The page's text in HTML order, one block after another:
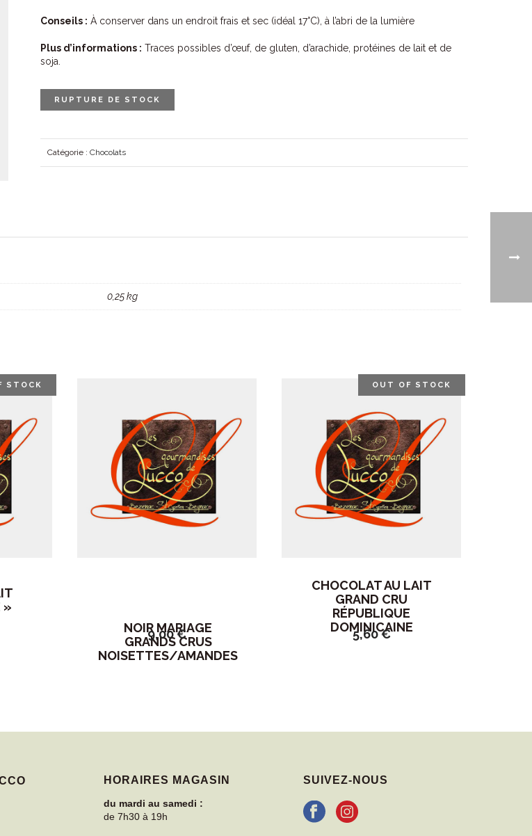
Conseils : À conserver dans un endroit frais et sec (idéal 17°C), à l’abri de la lumière
Plus d’informations : Traces possibles d’œuf, de gluten, d’arachide, protéines de lait et de
soja.
RUPTURE DE STOCK
Catégorie :Chocolats
0,25 kg
STOCK
»
NOIR MARIAGE
GRANDS CRUS
NOISETTES/AMANDES
9,00€
OUT OF STOCK
CHOCOLAT AU LAIT
GRAND CRU
RÉPUBLIQUE
DOMINICAINE
5,60€
HORAIRES MAGASIN
du mardi au samedi :
de 7h30 à 19h
SUIVEZ-NOUS